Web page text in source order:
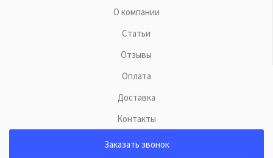
О компании
Статьи
Отзывы
Оплата
Доставка
Контакты
Заказать звонок